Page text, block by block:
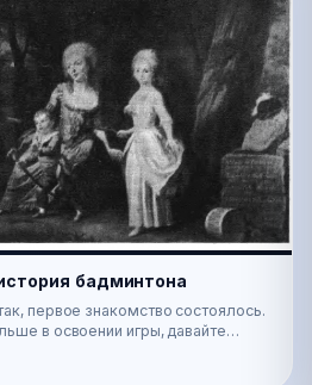
бадминтона
первое знакомство состоялось.
в освоении игры, давайте